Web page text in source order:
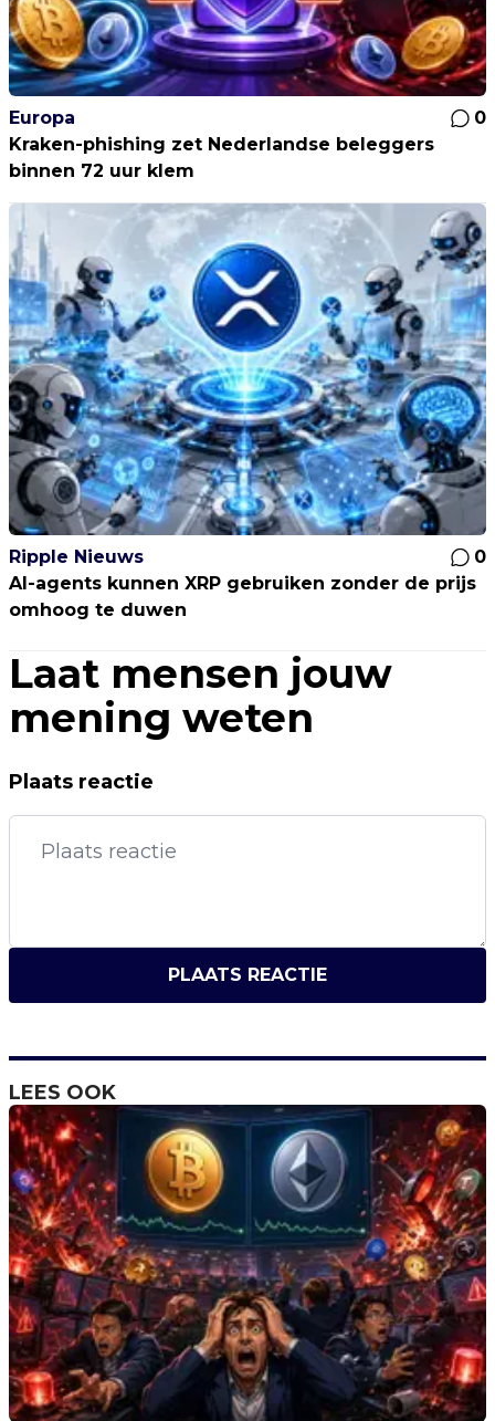
Europa
0
Kraken-phishing zet Nederlandse beleggers
binnen 72 uur klem
Ripple Nieuws
0
AI-agents kunnen XRP gebruiken zonder de prijs
omhoog te duwen
Laat mensen jouw
mening weten
Plaats reactie
PLAATS REACTIE
LEES OOK